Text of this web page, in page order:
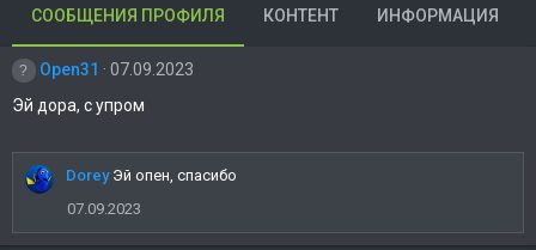
СООБЩЕНИЯ ПРОФИЛЯ КОНТЕНТ ИНФОРМАЦИЯ
Open31
07.09.2023
Эй дора, с упром
Dorey Эй опен, спасибо
07.09.2023